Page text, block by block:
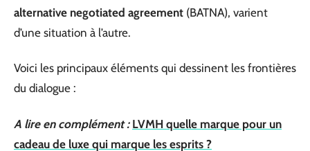
alternative negotiated agreement (BATNA), varient
d’une situation à l’autre.
Voici les principaux éléments qui dessinent les frontières
du dialogue :
A lire en complément : LVMH quelle marque pour un
cadeau de luxe qui marque les esprits ?